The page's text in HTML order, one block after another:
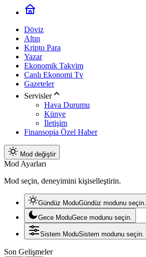
Döviz
Altın
Kripto Para
Yazar
Ekonomik Takvim
Canlı Ekonomi Tv
Gazeteler
Servisler
Hava Durumu
Künye
İletişim
Finansopia Özel Haber
Mod değiştir
Mod Ayarları
Mod seçin, deneyimini kişiselleştirin.
Gündüz ModuGündüz modunu seçin.
Gece ModuGece modunu seçin.
Sistem ModuSistem modunu seçin.
Son Gelişmeler